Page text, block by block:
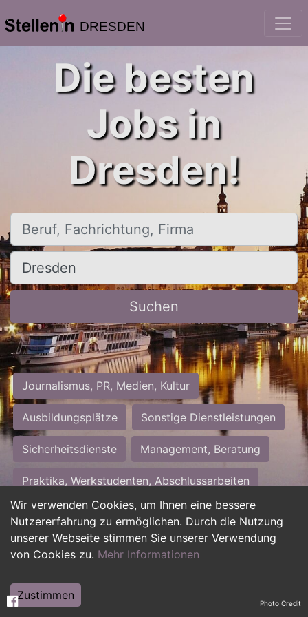
DRESDEN
Wir verwenden Cookies, um Ihnen eine bessere
Nutzererfahrung zu ermöglichen. Durch die Nutzung
unserer Webseite stimmen Sie unserer Verwendung
von Cookies zu. Mehr Informationen
Zustimmen
Die besten
Jobs in
Dresden!
Beruf, Fachrichtung, Firma
Ort, Stadt
Suchen
Journalismus, PR, Medien, Kultur
Ausbildungsplätze Sonstige Dienstleistungen
Sicherheitsdienste Management, Beratung
Praktika, Werkstudenten, Abschlussarbeiten
Personalwesen Assistenz, Sekretariat
Hilfskräfte, Aushilfs- und Nebenjobs
Weiterbildung, Studium, duale Ausbildung Photo Credit